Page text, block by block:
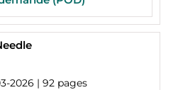
2026 | 92 pages